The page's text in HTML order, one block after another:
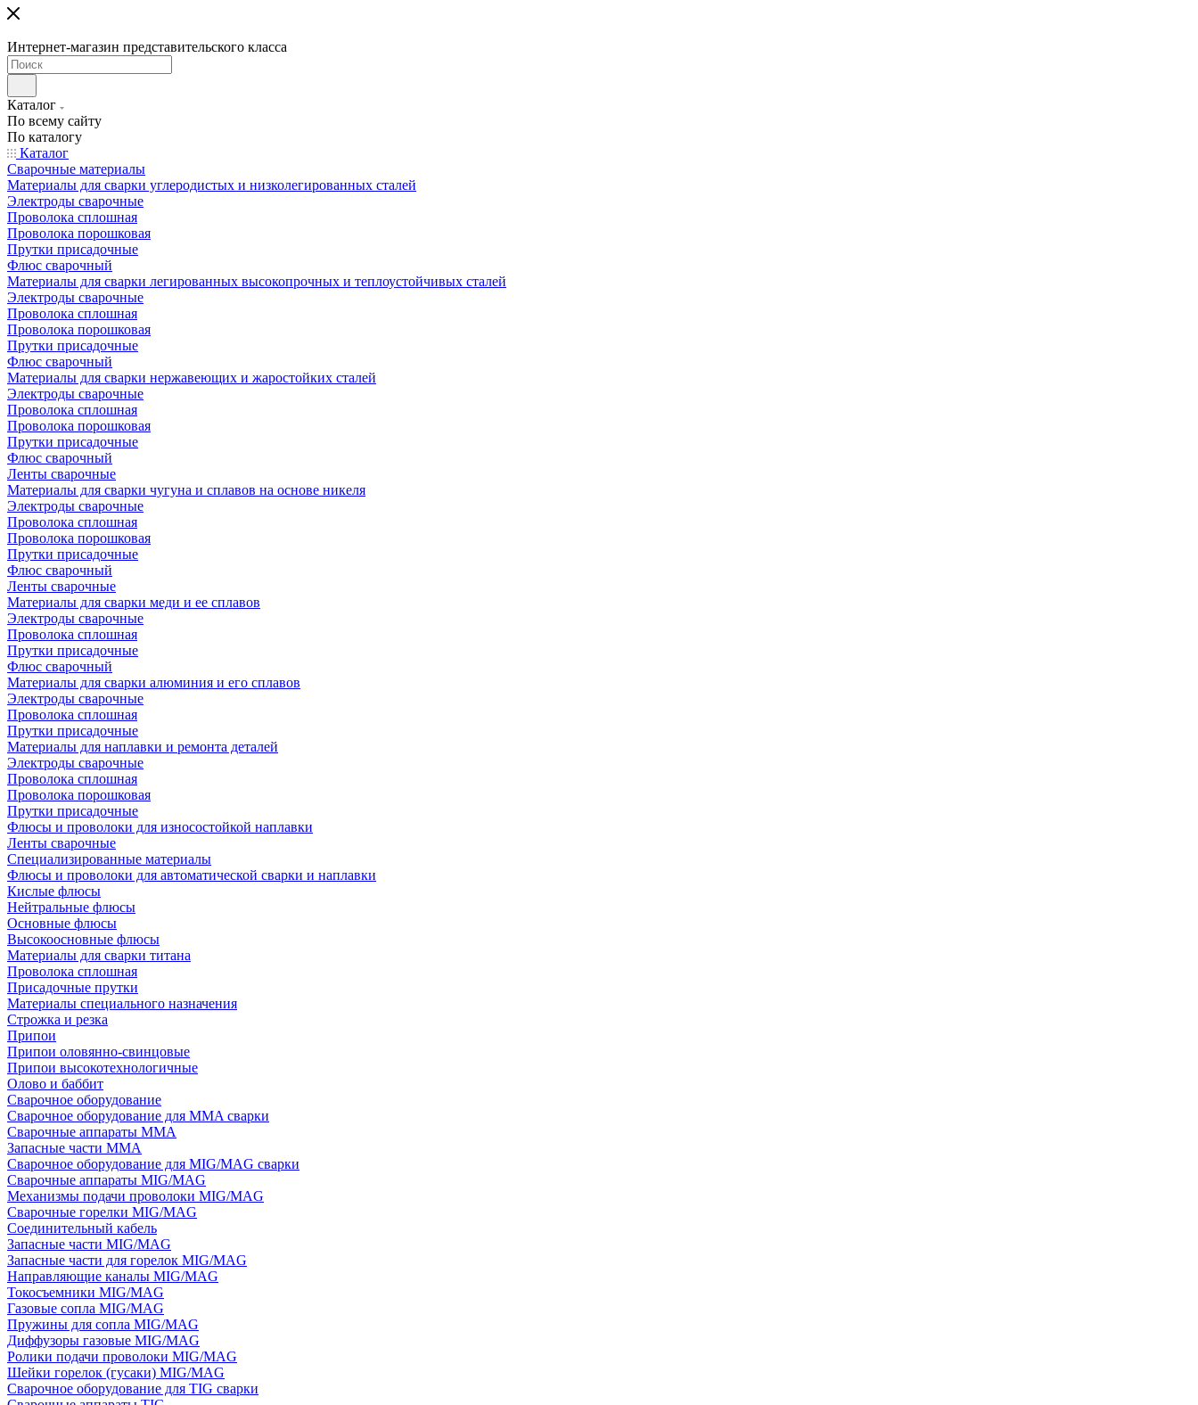
Интернет-магазин представительского класса
Каталог
По всему сайту
По каталогу
Каталог
Сварочные материалы
Материалы для сварки углеродистых и низколегированных сталей
Электроды сварочные
Проволока сплошная
Проволока порошковая
Прутки присадочные
Флюс сварочный
Материалы для сварки легированных высокопрочных и теплоустойчивых сталей
Электроды сварочные
Проволока сплошная
Проволока порошковая
Прутки присадочные
Флюс сварочный
Материалы для сварки нержавеющих и жаростойких сталей
Электроды сварочные
Проволока сплошная
Проволока порошковая
Прутки присадочные
Флюс сварочный
Ленты сварочные
Материалы для сварки чугуна и сплавов на основе никеля
Электроды сварочные
Проволока сплошная
Проволока порошковая
Прутки присадочные
Флюс сварочный
Ленты сварочные
Материалы для сварки меди и ее сплавов
Электроды сварочные
Проволока сплошная
Прутки присадочные
Флюс сварочный
Материалы для сварки алюминия и его сплавов
Электроды сварочные
Проволока сплошная
Прутки присадочные
Материалы для наплавки и ремонта деталей
Электроды сварочные
Проволока сплошная
Проволока порошковая
Прутки присадочные
Флюсы и проволоки для износостойкой наплавки
Ленты сварочные
Специализированные материалы
Флюсы и проволоки для автоматической сварки и наплавки
Кислые флюсы
Нейтральные флюсы
Основные флюсы
Высокоосновные флюсы
Материалы для сварки титана
Проволока сплошная
Присадочные прутки
Материалы специального назначения
Строжка и резка
Припои
Припои оловянно-свинцовые
Припои высокотехнологичные
Олово и баббит
Сварочное оборудование
Сварочное оборудование для MMA сварки
Сварочные аппараты MMA
Запасные части MMA
Сварочное оборудование для MIG/MAG сварки
Сварочные аппараты MIG/MAG
Механизмы подачи проволоки MIG/MAG
Сварочные горелки MIG/MAG
Соединительный кабель
Запасные части MIG/MAG
Запасные части для горелок MIG/MAG
Направляющие каналы MIG/MAG
Токосъемники MIG/MAG
Газовые сопла MIG/MAG
Пружины для сопла MIG/MAG
Диффузоры газовые MIG/MAG
Ролики подачи проволоки MIG/MAG
Шейки горелок (гусаки) MIG/MAG
Сварочное оборудование для TIG сварки